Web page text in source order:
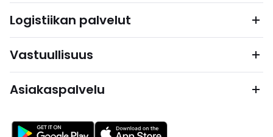
Logistiikan palvelut
Vastuullisuus
Asiakaspalvelu